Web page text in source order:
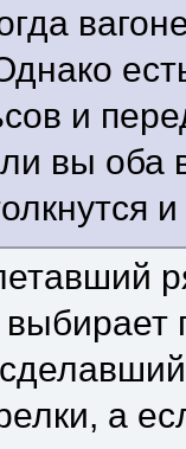
и
вы оба
а